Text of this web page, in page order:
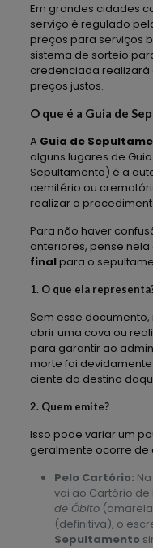
Em grandes cidades
serviço é regulado
preços para serviços
sistema de sorteio
credenciada
preços justos.
O que é a Guia de
A Guia de
alguns lugares de
Sepultamento) é a
cemitério ou
realizar o
Para não haver
anteriores, pense
finalpara o
1. O que ela
Sem esse
abrir uma cova ou
para garantir ao
morte foi
ciente do destino
2. Quem emite?
Isso pode variar um
geralmente ocorre de
Pelo Cartório:
vai ao Cartório de
de Óbito
(definitiva), o
Sepultamento